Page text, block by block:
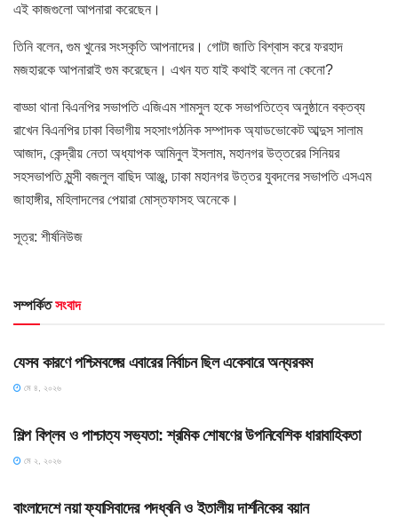
এই কাজগুলো আপনারা করেছেন।
তিনি বলেন, গুম খুনের সংস্কৃতি আপনাদের। গোটা জাতি বিশ্বাস করে ফরহাদ
মজহারকে আপনারাই গুম করেছেন। এখন যত যাই কথাই বলেন না কেনো?
বাড্ডা থানা বিএনপির সভাপতি এজিএম শামসুল হকে সভাপতিত্বে অনুষ্ঠানে বক্তব্য
রাখেন বিএনপির ঢাকা বিভাগীয় সহসাংগঠনিক সম্পাদক অ্যাডভোকেট আব্দুস সালাম
আজাদ, কেন্দ্রীয় নেতা অধ্যাপক আমিনুল ইসলাম, মহানগর উত্তরের সিনিয়র
সহসভাপতি মুন্সী বজলুল বাছিদ আঞ্জু, ঢাকা মহানগর উত্তর যুবদলের সভাপতি এসএম
জাহাঙ্গীর, মহিলাদলের পেয়ারা মোস্তফাসহ অনেকে।
সূত্র: শীর্ষনিউজ
সম্পর্কিতসংবাদ
HOME POST
যেসব কারণে পশ্চিমবঙ্গের এবারের নির্বাচন ছিল একেবারে অন্যরকম
মে ৪, ২০২৬
শিল্প বিপ্লব ও পাশ্চাত্য সভ্যতা: শ্রমিক শোষণের উপনিবেশিক ধারাবাহিকতা
মে ২, ২০২৬
বাংলাদেশে নয়া ফ্যাসিবাদের পদধ্বনি ও ইতালীয় দার্শনিকের বয়ান